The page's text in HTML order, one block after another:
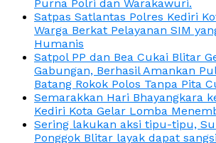
Purna Polri dan Warakawuri.
Satpas Satlantas Polres Kediri
Warga Berkat Pelayanan SIM
Humanis
Satpol PP dan Bea Cukai Blitar
Gabungan, Berhasil Amankan
Batang Rokok Polos Tanpa Pita
Semarakkan Hari Bhayangkara
Kediri Kota Gelar Lomba
Sering lakukan aksi tipu-tipu,
Ponggok Blitar layak dapat